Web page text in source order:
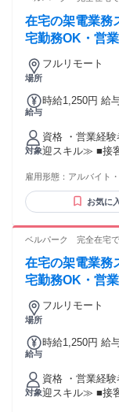
在宅の架電業
宅勤務OK・営
場所
フルリモート
給与
時給1,250円 給
対象
資格 ・営業経験
迎スキル≫ ■接
雇用形態： アルバイト
お気に
ベルパーク 完全在宅
在宅の架電業
宅勤務OK・営
場所
フルリモート
給与
時給1,250円 給
対象
資格 ・営業経験
迎スキル≫ ■接